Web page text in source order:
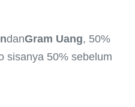
danGram Uang, 50%
sisanya 50% sebelum